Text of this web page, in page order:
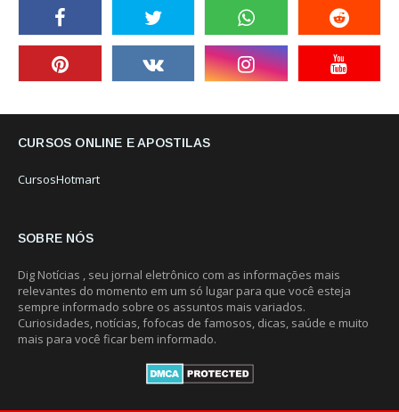
CURSOS ONLINE E APOSTILAS
CursosHotmart
SOBRE NÓS
Dig Notícias , seu jornal eletrônico com as informações mais
relevantes do momento em um só lugar para que você esteja
sempre informado sobre os assuntos mais variados.
Curiosidades, notícias, fofocas de famosos, dicas, saúde e muito
mais para você ficar bem informado.